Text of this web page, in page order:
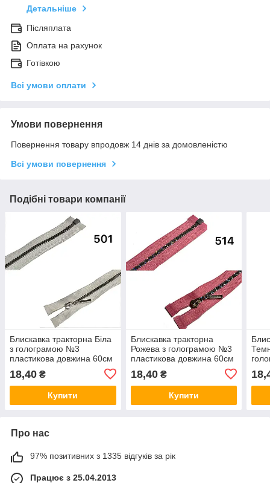
Детальніше
Післяплата
Оплата на рахунок
Готівкою
Всі умови оплати
Умови повернення
Повернення товару впродовж 14 днів за домовленістю
Всі умови повернення
Подібні товари компанії
Блискавка тракторна Біла
з голограмою №3
пластикова довжина 60см
18,40 ₴
Купити
Блискавка тракторна
Рожева з голограмою №3
пластикова довжина 60см
18,40₴
Купити
Про нас
97% позитивних з 1335 відгуків за рік
Працює з 25.04.2013